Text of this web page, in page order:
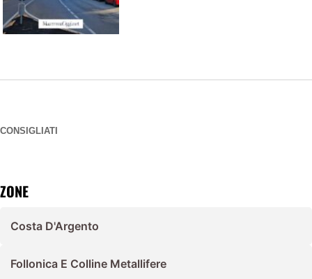
CONSIGLIATI
ZONE
Costa D'Argento
Follonica E Colline Metallifere